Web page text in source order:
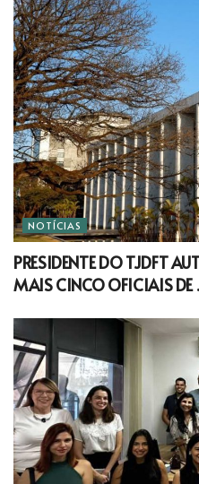
NOTÍCIAS
PRESIDENTE DO TJDFT
MAIS CINCO OFICIAIS DE